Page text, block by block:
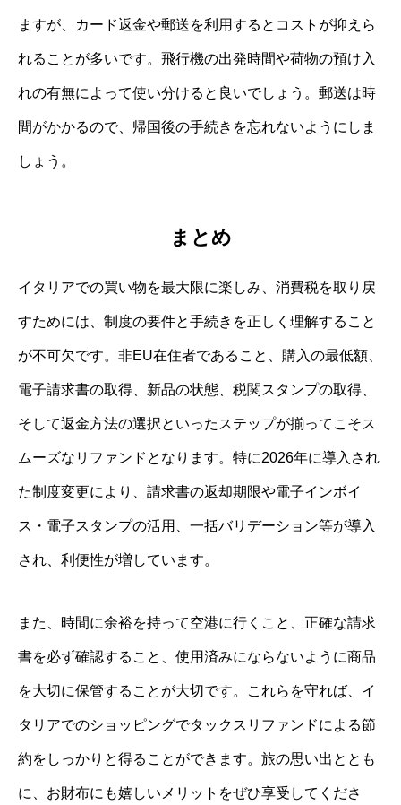
ますが、カード返金や郵送を利用するとコストが抑えら
れることが多いです。飛行機の出発時間や荷物の預け入
れの有無によって使い分けると良いでしょう。郵送は時
間がかかるので、帰国後の手続きを忘れないようにしま
しょう。
まとめ
イタリアでの買い物を最大限に楽しみ、消費税を取り戻
すためには、制度の要件と手続きを正しく理解すること
が不可欠です。非EU在住者であること、購入の最低額、
電子請求書の取得、新品の状態、税関スタンプの取得、
そして返金方法の選択といったステップが揃ってこそス
ムーズなリファンドとなります。特に2026年に導入され
た制度変更により、請求書の返却期限や電子インボイ
ス・電子スタンプの活用、一括バリデーション等が導入
され、利便性が増しています。
また、時間に余裕を持って空港に行くこと、正確な請求
書を必ず確認すること、使用済みにならないように商品
を大切に保管することが大切です。これらを守れば、イ
タリアでのショッピングでタックスリファンドによる節
約をしっかりと得ることができます。旅の思い出ととも
に、お財布にも嬉しいメリットをぜひ享受してくださ